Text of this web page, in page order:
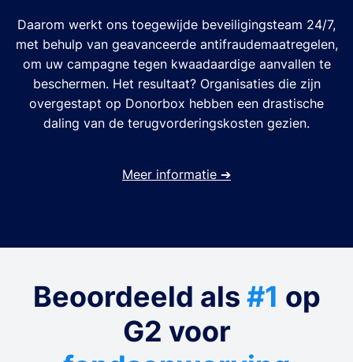
Daarom werkt ons toegewijde beveiligingsteam 24/7,
met behulp van geavanceerde antifraudemaatregelen,
om uw campagne tegen kwaadaardige aanvallen te
beschermen. Het resultaat? Organisaties die zijn
overgestapt op Donorbox hebben een drastische
daling van de terugvorderingskosten gezien.
Meer informatie ➔
Beoordeeld als #1 op
G2 voor